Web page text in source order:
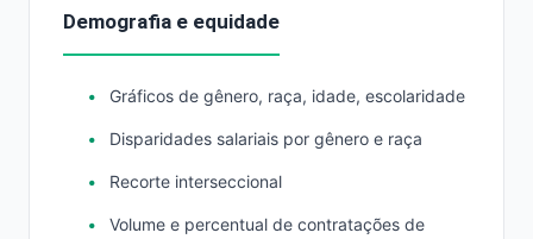
Demografia e equidade
Gráficos de gênero, raça, idade, escolaridade
Disparidades salariais por gênero e raça
Recorte interseccional
Volume e percentual de contratações de